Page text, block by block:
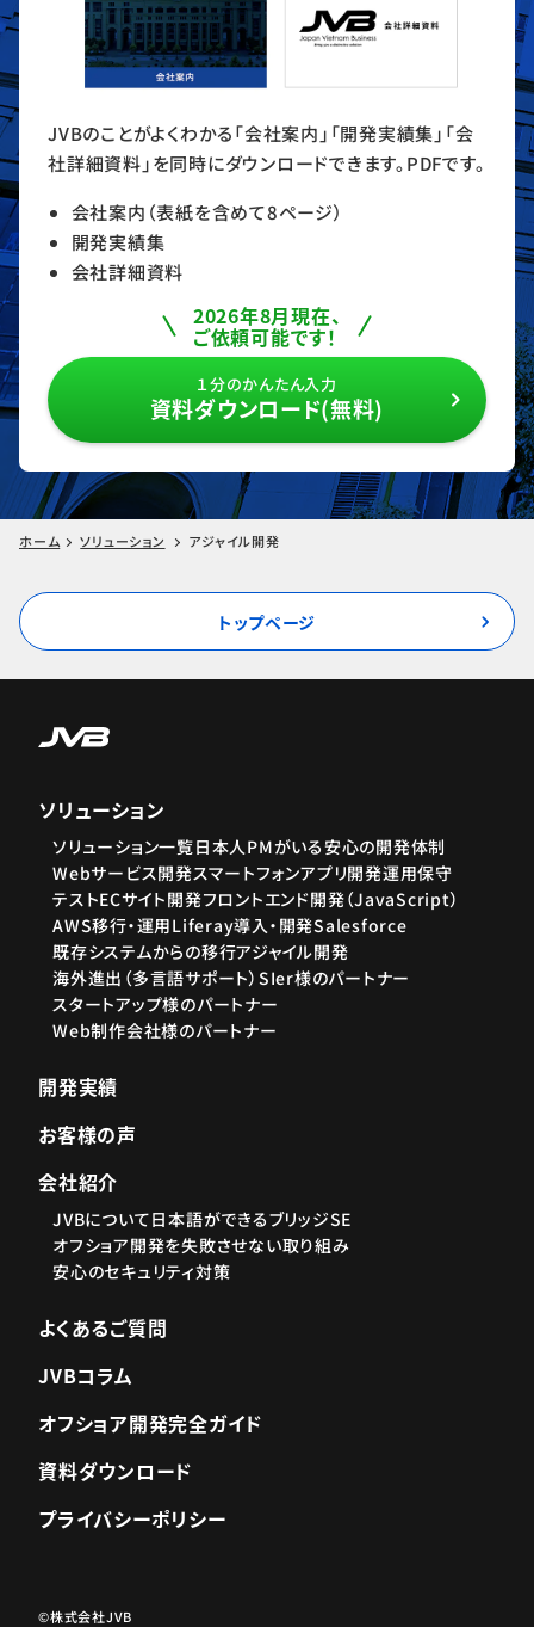
JVBのことがよくわかる「会社案内」「開発実績集」「会
社詳細資料」を同時にダウンロードできます。PDFです。
会社案内（表紙を含めて8ページ）
開発実績集
会社詳細資料
2026年8月現在、
ご依頼可能です！
１分のかんたん入力
資料ダウンロード(無料)
ホーム ソリューション アジャイル開発
トップページ
ソリューション
ソリューション一覧日本人PMがいる安心の開発体制
Webサービス開発スマートフォンアプリ開発運用保守
テストECサイト開発フロントエンド開発（JavaScript）
AWS移行・運用Liferay導入・開発Salesforce
既存システムからの移行アジャイル開発
海外進出（多言語サポート） SIer様のパートナー
スタートアップ様のパートナー
Web制作会社様のパートナー
開発実績
お客様の声
会社紹介
JVBについて日本語ができるブリッジSE
オフショア開発を失敗させない取り組み
安心のセキュリティ対策
よくあるご質問
JVBコラム
オフショア開発完全ガイド
資料ダウンロード
プライバシーポリシー
©株式会社JVB